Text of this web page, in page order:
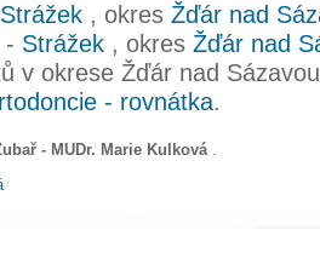
Strážek , okres Žďár nad
- Strážek , okres Žďár nad
v okrese Žďár nad
- rovnátka.
- MUDr. Marie Kulková .